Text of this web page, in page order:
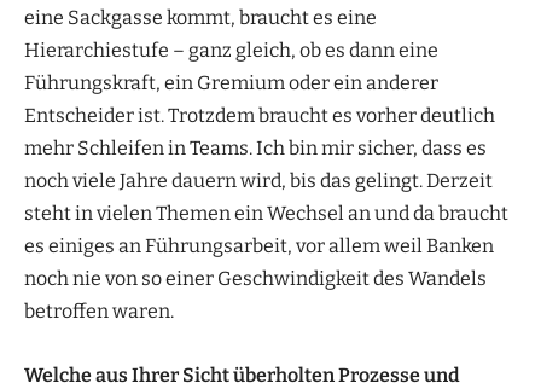
eine Sackgasse kommt, braucht es eine
Hierarchiestufe – ganz gleich, ob es dann eine
Führungskraft, ein Gremium oder ein anderer
Entscheider ist. Trotzdem braucht es vorher deutlich
mehr Schleifen in Teams. Ich bin mir sicher, dass es
noch viele Jahre dauern wird, bis das gelingt. Derzeit
steht in vielen Themen ein Wechsel an und da braucht
es einiges an Führungsarbeit, vor allem weil Banken
noch nie von so einer Geschwindigkeit des Wandels
betroffen waren.
Welche aus Ihrer Sicht überholten Prozesse und